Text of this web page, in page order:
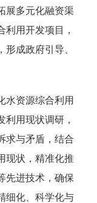
展多元化融资渠
用开发项目，
成政府引导、
水资源综合利用
用现状调研，
求与矛盾，结合
现状，精准化推
先进技术，确保
细化、科学化与